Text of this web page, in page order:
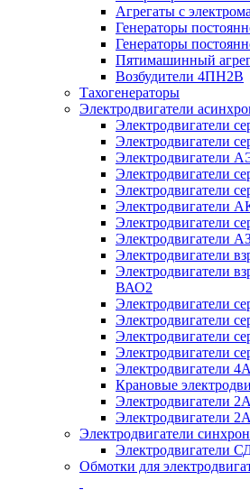
Агрегаты с
Генераторы
Генераторы
Пятимашинный
Возбудители 4ПН2В
Тахогенераторы
Электродвигатели
Электродвигатели
Электродвигатели
Электродвигатели
Электродвигатели
Электродвигатели
Электродвигатели
Электродвигатели
Электродвигатели
Электродвигатели
Электродвигатели
ВАО2
Электродвигатели
Электродвигатели
Электродвигатели
Электродвигатели
Электродвигатели
Крановые
Электродвигатели
Электродвигатели
Электродвигатели
Электродвигатели
Обмотки для